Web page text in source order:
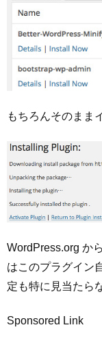
もちろんそのまま
WordPress.org か
はこのプラグイン
定も特に見当たら
Sponsored Link